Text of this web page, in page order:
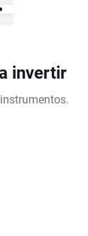
invertir